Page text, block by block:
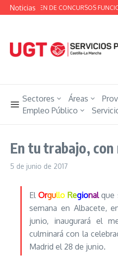
Saltar al contenido
Noticias
RESUMEN DE CONCURSOS
Sectores Áreas
Empleo Público
En tu trabajo,
5 de junio de 2017
ElOrgullo Regionalque
semana en Albacete,
junio, inaugurará el
culminará con la
Madrid el 28 de junio.